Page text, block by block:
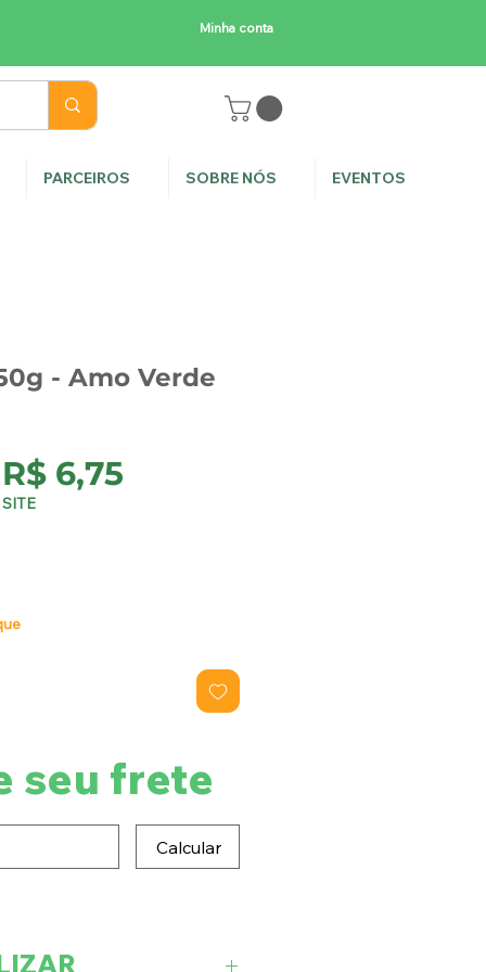
Minha conta
- Amo Verde
R$ 6,75
seu frete
Calcular
PARCEIROS SOBRE NÓS EVENTOS